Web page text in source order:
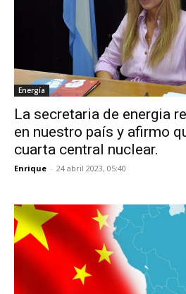
Energía
La secretaria de energia
en nuestro país y afirmo
cuarta central nuclear.
Enrique - 24 abril 2023, 05:40